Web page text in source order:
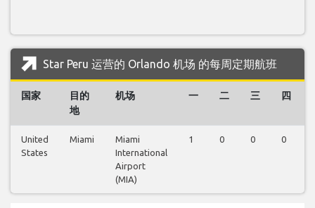
Star Peru 运营的 Orlando 机场 的每周定期航班
国家
目的
地
机场 一 二 三 四
United
States
Miami
Miami
International
Airport
(MIA)
1 0 0 0